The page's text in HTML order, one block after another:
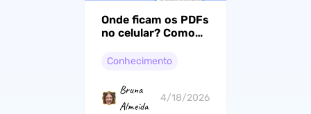
Onde ficam os PDFs
no celular? Como
editar facilmente
Conhecimento
Bruna
Almeida
4/18/2026